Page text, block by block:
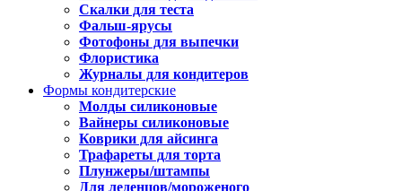
Скалки для теста
Фальш-ярусы
Фотофоны для выпечки
Флористика
Журналы для кондитеров
Формы кондитерские
Молды силиконовые
Вайнеры силиконовые
Коврики для айсинга
Трафареты для торта
Плунжеры/штампы
Для леденцов/мороженого